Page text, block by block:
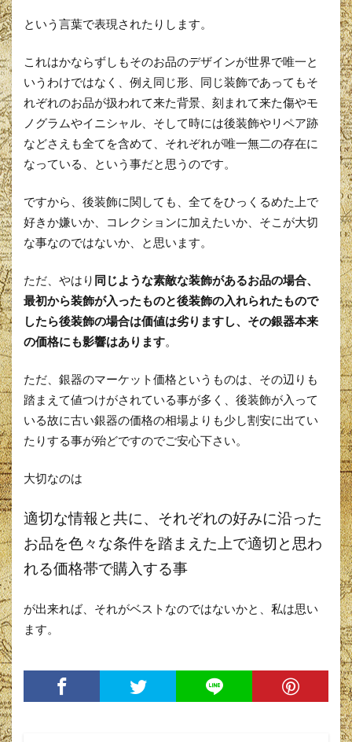
という言葉で表現されたりします。
これはかならずしもそのお品のデザインが世界で唯一と
いうわけではなく、例え同じ形、同じ装飾であってもそ
れぞれのお品が扱われて来た背景、刻まれて来た傷やモ
ノグラムやイニシャル、そして時には後装飾やリペア跡
などさえも全てを含めて、それぞれが唯一無二の存在に
なっている、という事だと思うのです。
ですから、後装飾に関しても、全てをひっくるめた上で
好きか嫌いか、コレクションに加えたいか、そこが大切
な事なのではないか、と思います。
ただ、やはり 同じような素敵な装飾があるお品の場合、
最初から装飾が入ったものと後装飾の入れられたもので
したら後装飾の場合は価値は劣りますし、その銀器本来
の価格にも影響はあります。
ただ、銀器のマーケット価格というものは、その辺りも
踏まえて値つけがされている事が多く、後装飾が入って
いる故に古い銀器の価格の相場よりも少し割安に出てい
たりする事が殆どですのでご安心下さい。
大切なのは
適切な情報と共に、それぞれの好みに沿った
お品を色々な条件を踏まえた上で適切と思わ
れる価格帯で購入する事
が出来れば、それがベストなのではないかと、私は思い
ます。